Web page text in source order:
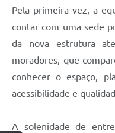
Pela primeira vez, a
contar com uma sede
da nova estrutura
moradores, que
conhecer o espaço,
acessibilidade e
A solenidade de